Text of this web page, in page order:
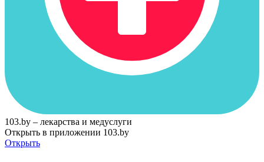
103.by – лекарства и медуслуги
Открыть в приложении 103.by
Открыть